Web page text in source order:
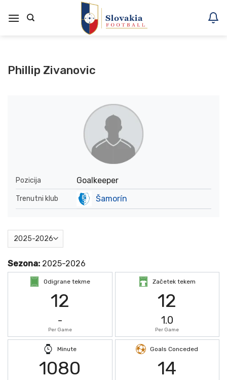
na
Phillip Zivanovic
Pozicija Goalkeeper
Trenutni klub Šamorín
Sezona: 2025-2026
Odigrane tekme
12
-
Per Game
Začetek tekem
12
1.0
Per Game
Minute
1080
Goals Conceded
14